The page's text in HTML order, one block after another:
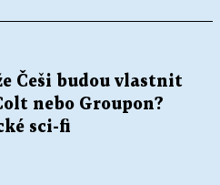
Češi budou vlastnit
nebo Groupon?
sci-fi